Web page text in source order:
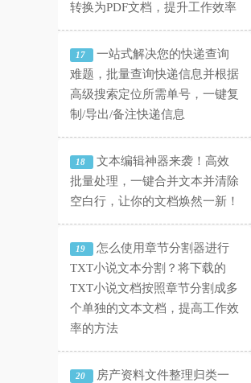
转换为PDF文档，提升工作效率
17
一站式解决您的快递查询
难题，批量查询快递信息并根据
高级搜索定位所需单号，一键复
制/导出/备注快递信息
18
文本编辑神器来袭！高效
批量处理，一键合并文本并清除
空白行，让你的文档焕然一新！
19
怎么使用章节分割器进行
TXT小说文本分割？将下载的
TXT小说文档按照章节分割成多
个单独的文本文档，提高工作效
率的方法
20 房产资料文件整理归类一